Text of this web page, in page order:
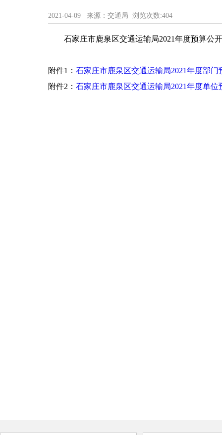
2021-04-09 来源：交通局 浏览次数:404
石家庄市鹿泉区交通运输局2021年度预算公开
附件1： 石家庄市鹿泉区交通运输局2021年度部门
附件2： 石家庄市鹿泉区交通运输局2021年度单位